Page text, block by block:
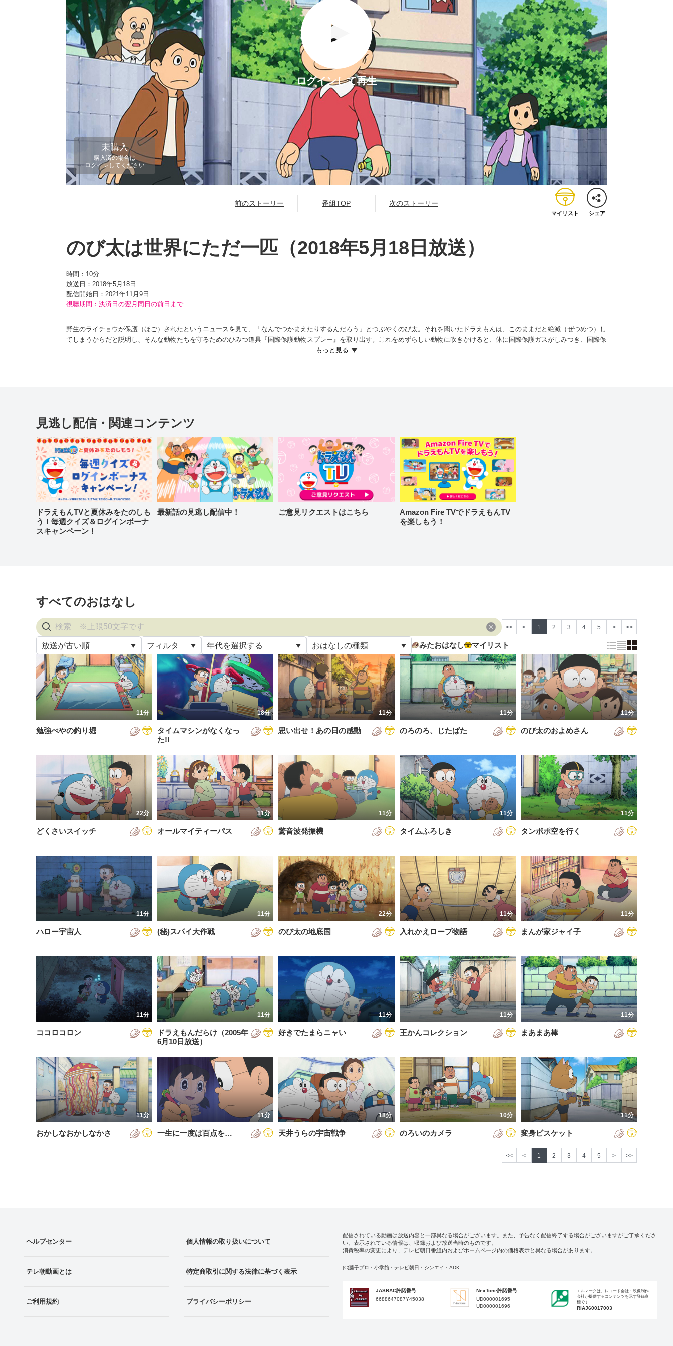
未購入
購入済の場合は
ログインしてください
ログインして再生
前のストーリー 番組TOP 次のストーリー
マイリスト シェア
のび太は世界にただ一匹（2018年5月18日放送）
時間： 10分
放送日：2018年5月18日
配信開始日： 2021年11月9日
視聴期間：決済日の翌月同日の前日まで
野生のライチョウが保護（ほご）されたというニュースを見て、「なんでつかまえたりするんだろう」とつぶやくのび太。それを聞いたドラえもんは、このままだと絶滅（ぜつめつ）し
てしまうからだと説明し、そんな動物たちを守るためのひみつ道具『国際保護動物スプレー』を取り出す。これをめずらしい動物に吹きかけると、体に国際保護ガスがしみつき、国際保
護のにおいが出るので、敵に襲（おそ）われることがなくなり、安心して生きていけるのだという。
見逃し配信・関連コンテンツ
ドラえもんTVと夏休みをたのしも
う！毎週クイズ＆ログインボーナ
スキャンペーン！
最新話の見逃し配信中！ ご意見リクエストはこちら
Amazon Fire TVでドラえもんTV
を楽しもう！
すべてのおはなし
<< < 1 2 3 4 5 > >>
放送が古い順
放送が古い順
放送が新しい順
配信が古い順
配信が新しい順
あいうえお順(降順)
動画が長い順
動画が短い順
フィルタ
すべて
視聴済み
年代を選択する
すべて
2005年
2006年
2007年
2009年
2010年
2011年
2012年
2013年
2015年
2016年
2017年
2018年
2020年
2021年
2022年
2023年
2024年
2026年
おはなしの種類
すべて
通常回
誕生日スペシャル
みたおはなし マイリスト
11分
勉強べやの釣り堀
18分
タイムマシンがなくなっ
た!!
11分
思い出せ！あの日の感動
11分
のろのろ、じたばた
11分
のび太のおよめさん
22分
どくさいスイッチ
11分
オールマイティーパス
11分
驚音波発振機
11分
タイムふろしき
11分
タンポポ空を行く
11分
ハロー宇宙人
11分
(秘)スパイ大作戦
22分
のび太の地底国
11分
入れかえロープ物語
11分
まんが家ジャイ子
11分
ココロコロン
11分
ドラえもんだらけ（2005年
6月10日放送）
11分
好きでたまらニャい
11分
王かんコレクション
11分
まあまあ棒
11分
おかしなおかしなかさ
11分
一生に一度は百点を…
18分
天井うらの宇宙戦争
10分
のろいのカメラ
11分
変身ビスケット
<< < 1 2 3 4 5 > >>
ヘルプセンター
テレ朝動画とは
ご利用規約
個人情報の取り扱いについて
特定商取引に関する法律に基づく表示
プライバシーポリシー
配信されている動画は放送内容と一部異なる場合がございます。また、予告なく配信終了する場合がございますがご了承くださ
い。表示されている情報は、収録および放送当時のものです。
消費税率の変更により、テレビ朝日番組内およびホームページ内の価格表示と異なる場合があります。
(C)藤子プロ・小学館・テレビ朝日・シンエイ・ADK
JASRAC許諾番号
6688647087Y45038
NexTone許諾番号
UD000001695
UD000001696
エルマークは、レコード会社・映像制作
会社が提供するコンテンツを示す登録商
標です
RIAJ60017003